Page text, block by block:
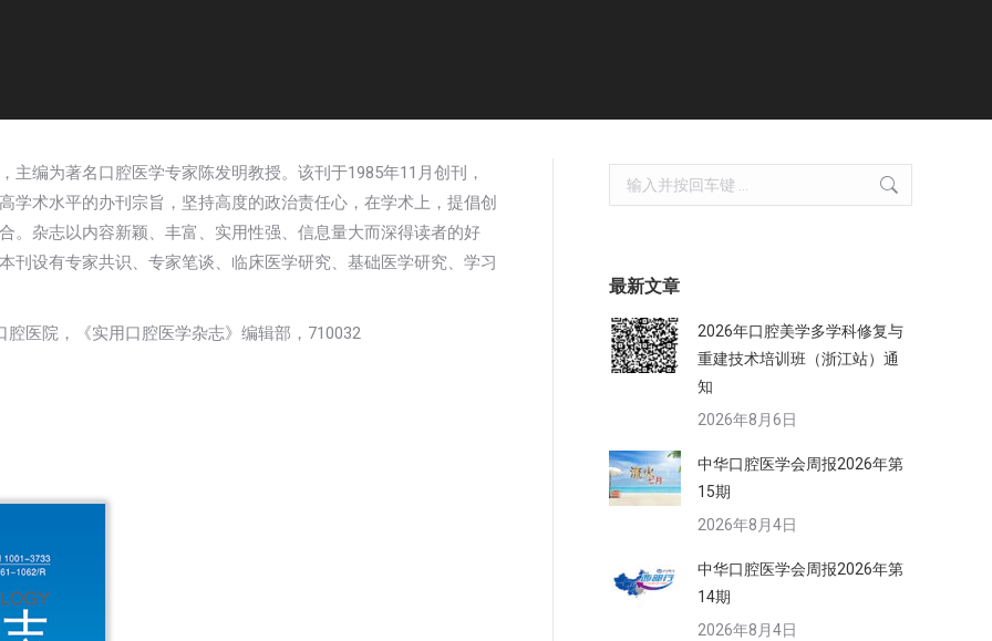
编为著名口腔医学专家陈发明教授。该刊于1985年11月创刊，
术水平的办刊宗旨，坚持高度的政治责任心，在学术上，提倡创
。杂志以内容新颖、丰富、实用性强、信息量大而深得读者的好
刊设有专家共识、专家笔谈、临床医学研究、基础医学研究、学习
医院，《实用口腔医学杂志》编辑部，710032
Search:
最新文章
2026年口腔美学多学科修复与
重建技术培训班（浙江站）通
知
2026年8月6日
中华口腔医学会周报2026年第
15期
2026年8月4日
中华口腔医学会周报2026年第
14期
2026年8月4日